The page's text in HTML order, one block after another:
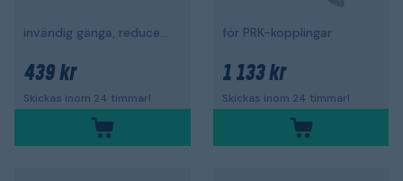
invändig gänga, reducerad
439 kr
Skickas inom 24 timmar!
för PRK-kopplingar
1 133 kr
Skickas inom 24 timmar!